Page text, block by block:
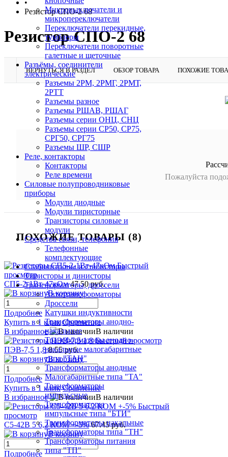
Микровыключатели и
микропереключатели
Переключатели перекидные,
тумблеры
Переключатели поворотные
галетные и щеточные
Разъёмы, соединители
электрические
Разъемы 2РМ, 2РМГ, 2РМТ,
2РТТ
Разъемы разное
Разъемы РШАВ, РШАГ
Разъемы серии ОНЦ, СНЦ
Разъемы серии СР50, СР75,
СРГ50, СРГ75
Разъемы ШР, СШР
Реле, контакторы
Контакторы
Реле времени
Силовые полупроводниковые
приборы
Модули диодные
Модули тиристорные
Транзисторы силовые и
модули
Средства связи, телефония
Телефонные
комплектующие
Стабилитроны и стабисторы
Тиристоры и динисторы
Трансформаторы, дроссели
Автотрансформаторы
Дроссели
Катушки индуктивности
Трансформаторы анодно-
накальные
Трансформаторы анодно-
накальные малогабаритные
типа "ТАН"
Трансформаторы анодные
Малогабаритные типа "ТА"
Трансформаторы
импульсные
Трансформаторы
импульсные типа "БТИ"
Трансформаторы накальные
Трансформаторы типа "ТН"
Трансформаторы питания
типа "ТП"
•
Резистор СПО-2 68
Резистор СПО-2 68
ВЕРНУТЬСЯ В РАЗДЕЛ ОБЗОР ТОВАРА ПОХОЖИЕ
Пожалуйста
ПОХОЖИЕ ТОВАРЫ (8)
Быстрый
просмотр
СП5-2-1Вт-47кОм 47.50 руб.
В корзину
Подробнее
Купить в 1 клик Сравнение
В избранное
В наличии
Быстрый просмотр
ПЭВ-7,5 1,8 8.55 руб.
В корзину
Подробнее
Купить в 1 клик Сравнение
В избранное
В наличии
Быстрый
просмотр
С5-42В 5 6,2 КОМ +-5% 67.45 руб.
В корзину
Подробнее